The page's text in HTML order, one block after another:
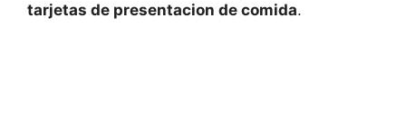
tarjetas de presentacion de comida.